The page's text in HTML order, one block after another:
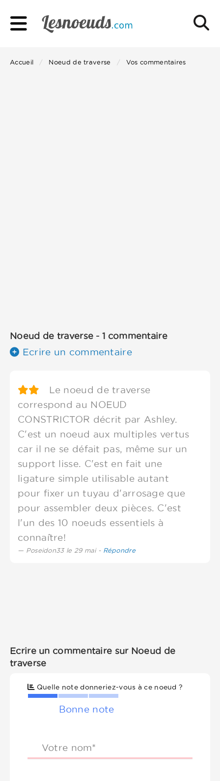
Accueil Noeud de traverse Vos commentaires
Noeud de traverse - 1 commentaire
Ecrire un commentaire
Le noeud de traverse
correspond au NOEUD
CONSTRICTOR décrit par Ashley.
C'est un noeud aux multiples vertus
car il ne se défait pas, même sur un
support lisse. C'est en fait une
ligature simple utilisable autant
pour fixer un tuyau d'arrosage que
pour assembler deux pièces. C'est
l'un des 10 noeuds essentiels à
connaître!
Poseidon33 le 29 mai - Répondre
Ecrire un commentaire sur Noeud de
traverse
Quelle note donneriez-vous à ce noeud ?
Bonne note
Votre nom*